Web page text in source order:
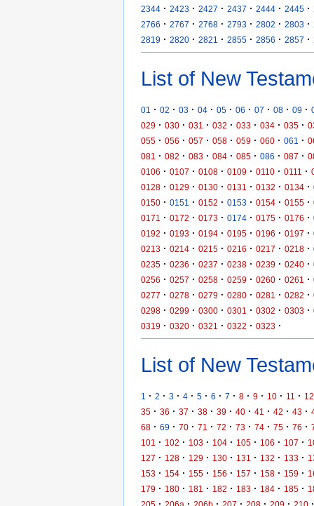
2344 · 2423 · 2427 · 2437 · 2444 · 2445 ·
2766 · 2767 · 2768 · 2793 · 2802 · 2803 ·
2819 · 2820 · 2821 · 2855 · 2856 · 2857 ·
List of New
01 · 02 · 03 · 04 · 05 · 06 · 07 · 08 · 09 ·
029 · 030 · 031 · 032 · 033 · 034 · 035 ·
055 · 056 · 057 · 058 · 059 · 060 · 061 ·
081
· 082 · 083 · 084 · 085 · 086 · 087 ·
0106 · 0107 · 0108 · 0109 · 0110 · 0111 ·
0128 · 0129 · 0130 · 0131 · 0132 · 0134 ·
0150 · 0151 · 0152 · 0153 · 0154 · 0155 ·
0171
· 0172 · 0173 · 0174 · 0175 · 0176 ·
0192 · 0193 · 0194 · 0195 · 0196 · 0197 ·
0213 · 0214 · 0215 · 0216 · 0217 · 0218 ·
0235 · 0236 · 0237 · 0238 · 0239 · 0240 ·
0256 · 0257 · 0258 · 0259 · 0260 · 0261 ·
0277 · 0278 · 0279 · 0280 · 0281 · 0282 ·
0298 · 0299 · 0300 · 0301 · 0302 · 0303 ·
0319 · 0320 · 0321 · 0322 · 0323 ·
List of New
1 · 2 · 3 · 4 · 5 · 6 · 7 · 8 · 9 · 10 · 11 · 12
35 · 36 · 37 · 38 · 39 · 40 · 41 · 42 · 43 ·
68 · 69 · 70 · 71 · 72 · 73 · 74 · 75 · 76 ·
101
· 102 · 103 · 104 · 105 · 106 · 107 ·
127 · 128 · 129 · 130 · 131 · 132 · 133 ·
153 · 154 · 155 · 156 · 157 · 158 · 159 ·
179 · 180 · 181 · 182 · 183 · 184 · 185 ·